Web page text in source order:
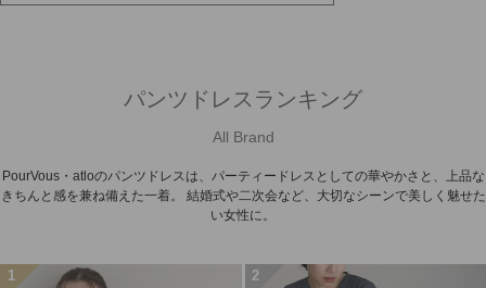
パンツドレスランキング
All Brand
PourVous・atloのパンツドレスは、パーティードレスとしての華やかさと、上品な
きちんと感を兼ね備えた一着。 結婚式や二次会など、大切なシーンで美しく魅せた
い女性に。